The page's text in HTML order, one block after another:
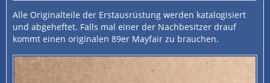
Alle Originalteile der Erstausrüstung werden katalogisiert
und abgeheftet. Falls mal einer der Nachbesitzer drauf
kommt einen originalen 89er Mayfair zu brauchen.